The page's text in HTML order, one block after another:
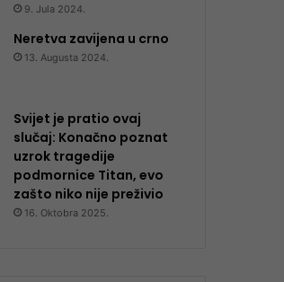
9. Jula 2024.
Neretva zavijena u crno
13. Augusta 2024.
Svijet je pratio ovaj
slučaj: Konačno poznat
uzrok tragedije
podmornice Titan, evo
zašto niko nije preživio
16. Oktobra 2025.